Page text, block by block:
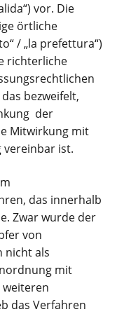
vor. Die
örtliche
/ „la prefettura“)
richterliche
bezweifelt,
der
Mitwirkung mit
vereinbar ist.
das innerhalb
Zwar wurde der
von
nicht als
mit
das Verfahren